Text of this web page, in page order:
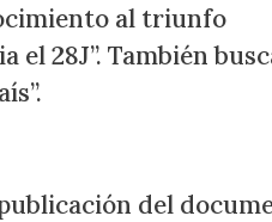
al triunfo
28J”. También
del